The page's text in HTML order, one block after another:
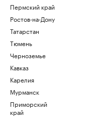
Пермский край
Ростов-на-Дону
Татарстан
Тюмень
Черноземье
Кавказ
Карелия
Мурманск
Приморский
край